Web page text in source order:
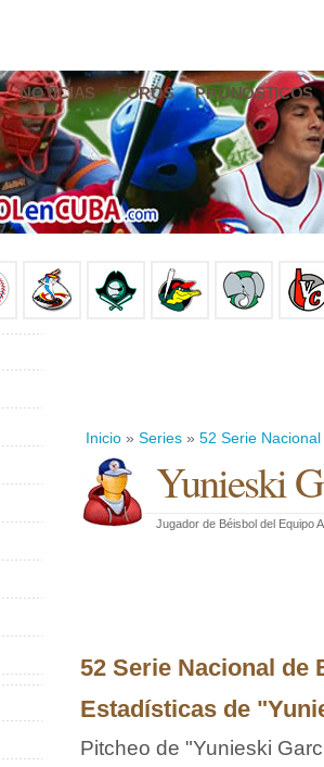
NOTICIAS FOROS PRONÓSTICOS
Inicio » Series » 52 Serie
Yunieski
Jugador de Béisbol del Equipo
52 Serie Nacional de
Estadísticas de
Pitcheo de "Yunieski